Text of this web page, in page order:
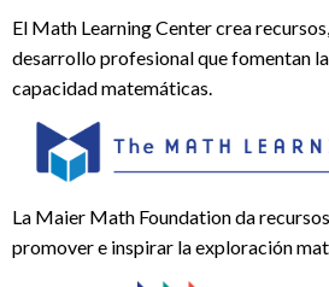
El Math Learning Center crea
desarrollo profesional que fomentan
capacidad matemáticas.
La Maier Math Foundation da
promover e inspirar la exploración